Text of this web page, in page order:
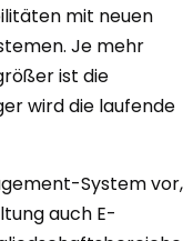
mit neuen
Je mehr
ist die
wird die laufende
System vor,
auch E-